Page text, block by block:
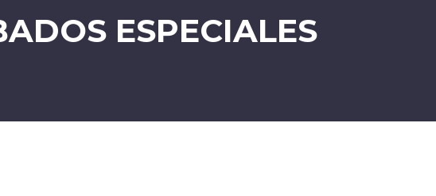
ESPECIALES